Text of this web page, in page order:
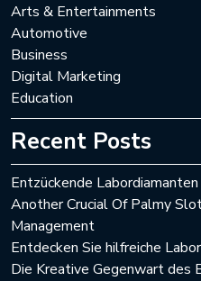
Arts & Entertainments
Automotive
Business
Digital Marketing
Education
Recent Posts
Entzückende
Another Crucial Of Palmy
Management
Entdecken Sie hilfreiche
Die Kreative Gegenwart des